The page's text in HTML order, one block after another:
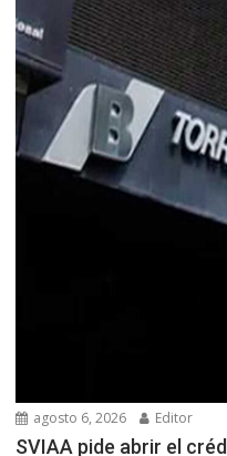
agosto 6, 2026 Editor
SVIAA pide abrir el